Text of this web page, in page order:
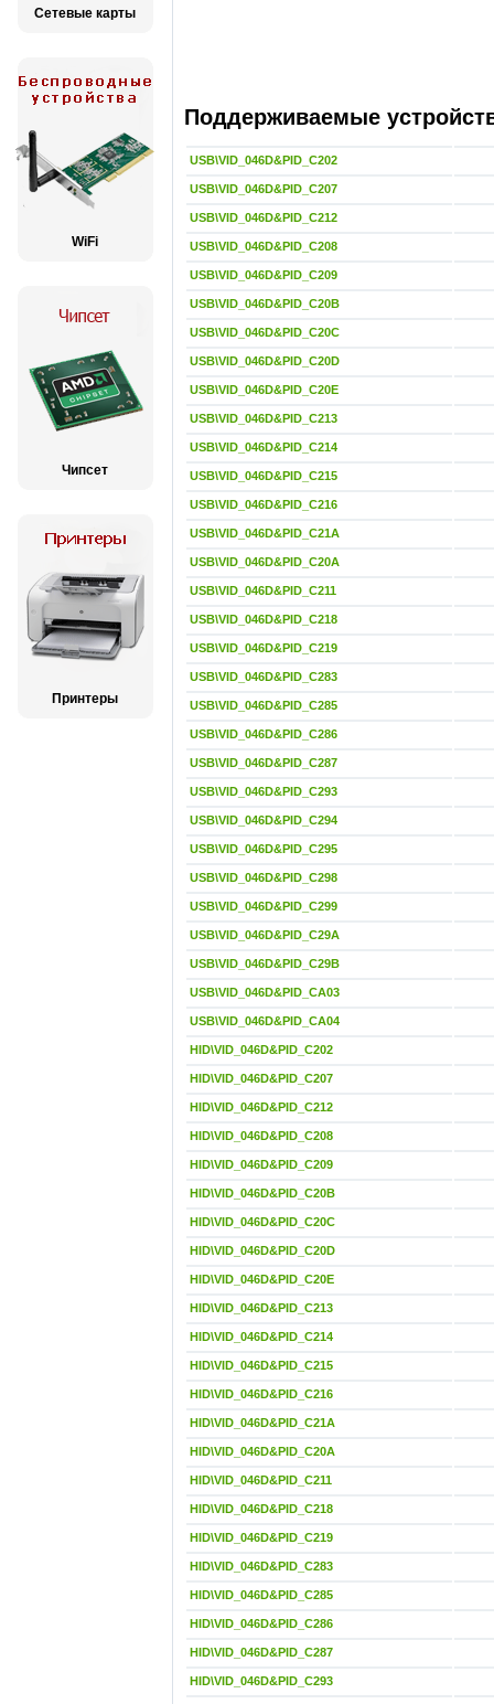
Сетевые карты
WiFi
Чипсет
Принтеры
Поддерживаемые
USB\VID_046D&PID_C202
USB\VID_046D&PID_C207
USB\VID_046D&PID_C212
USB\VID_046D&PID_C208
USB\VID_046D&PID_C209
USB\VID_046D&PID_C20B
USB\VID_046D&PID_C20C
USB\VID_046D&PID_C20D
USB\VID_046D&PID_C20E
USB\VID_046D&PID_C213
USB\VID_046D&PID_C214
USB\VID_046D&PID_C215
USB\VID_046D&PID_C216
USB\VID_046D&PID_C21A
USB\VID_046D&PID_C20A
USB\VID_046D&PID_C211
USB\VID_046D&PID_C218
USB\VID_046D&PID_C219
USB\VID_046D&PID_C283
USB\VID_046D&PID_C285
USB\VID_046D&PID_C286
USB\VID_046D&PID_C287
USB\VID_046D&PID_C293
USB\VID_046D&PID_C294
USB\VID_046D&PID_C295
USB\VID_046D&PID_C298
USB\VID_046D&PID_C299
USB\VID_046D&PID_C29A
USB\VID_046D&PID_C29B
USB\VID_046D&PID_CA03
USB\VID_046D&PID_CA04
HID\VID_046D&PID_C202
HID\VID_046D&PID_C207
HID\VID_046D&PID_C212
HID\VID_046D&PID_C208
HID\VID_046D&PID_C209
HID\VID_046D&PID_C20B
HID\VID_046D&PID_C20C
HID\VID_046D&PID_C20D
HID\VID_046D&PID_C20E
HID\VID_046D&PID_C213
HID\VID_046D&PID_C214
HID\VID_046D&PID_C215
HID\VID_046D&PID_C216
HID\VID_046D&PID_C21A
HID\VID_046D&PID_C20A
HID\VID_046D&PID_C211
HID\VID_046D&PID_C218
HID\VID_046D&PID_C219
HID\VID_046D&PID_C283
HID\VID_046D&PID_C285
HID\VID_046D&PID_C286
HID\VID_046D&PID_C287
HID\VID_046D&PID_C293